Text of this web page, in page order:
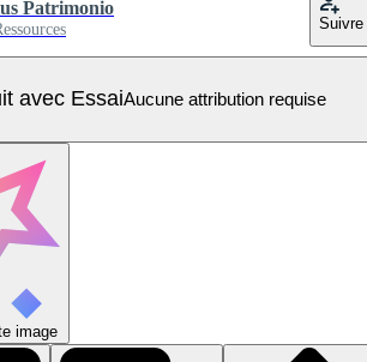
Patrimonio
Suivre
avec EssaiAucune attribution requise
image